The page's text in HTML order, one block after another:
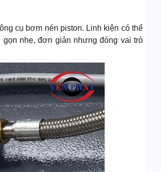
cụ bơm nén piston. Linh kiện có thể
nhẹ, đơn giản nhưng đóng vai trò